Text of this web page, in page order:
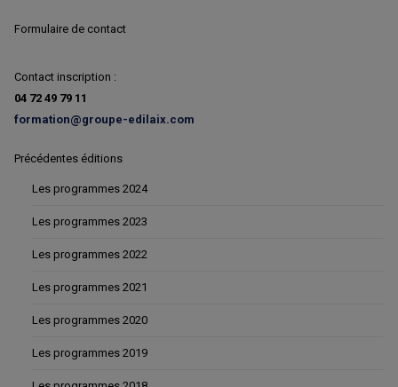
Formulaire de contact
Contact inscription :
04 72 49 79 11
formation@groupe-edilaix.com
Précédentes éditions
Les programmes 2024
Les programmes 2023
Les programmes 2022
Les programmes 2021
Les programmes 2020
Les programmes 2019